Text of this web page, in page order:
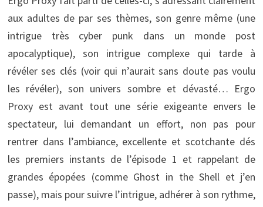
aux adultes de par ses thèmes, son genre même (une
intrigue très cyber punk dans un monde post
apocalyptique), son intrigue complexe qui tarde à
révéler ses clés (voir qui n’aurait sans doute pas voulu
les révéler), son univers sombre et dévasté… Ergo
Proxy est avant tout une série exigeante envers le
spectateur, lui demandant un effort, non pas pour
rentrer dans l’ambiance, excellente et scotchante dés
les premiers instants de l’épisode 1 et rappelant de
grandes épopées (comme Ghost in the Shell et j’en
passe), mais pour suivre l’intrigue, adhérer à son rythme,